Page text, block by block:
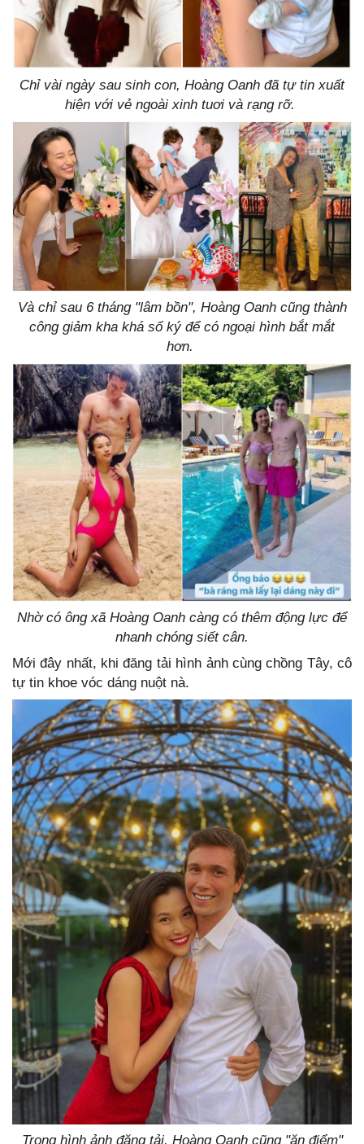
Chỉ vài ngày sau sinh con, Hoàng Oanh đã tự tin xuất
hiện với vẻ ngoài xinh tuơi và rạng rỡ.
Và chỉ sau 6 tháng "lâm bồn", Hoàng Oanh cũng thành
công giảm kha khá số ký để có ngoại hình bắt mắt
hơn.
Nhờ có ông xã Hoàng Oanh càng có thêm động lực để
nhanh chóng siết cân.
Mới đây nhất, khi đăng tải hình ảnh cùng chồng Tây, cô
tự tin khoe vóc dáng nuột nà.
Trong hình ảnh đăng tải, Hoàng Oanh cũng "ăn điểm"